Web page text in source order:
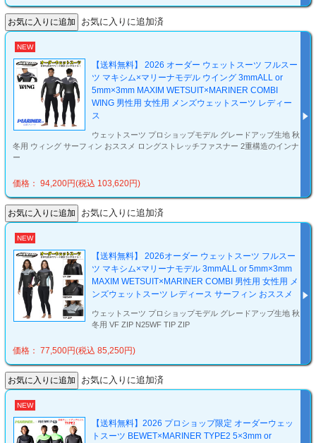
お気に入りに追加済
NEW
【送料無料】 2026 オーダー ウェットスーツ フルスー
ツ マキシム×マリーナモデル ウイング 3mmALL or
5mm×3mm MAXIM WETSUIT×MARINER COMBI
WING 男性用 女性用 メンズウェットスーツ レディー
ス
ウェットスーツ プロショップモデル グレードアップ生地 秋
冬用 ウィング サーフィン おススメ ロングストレッチファスナー 2重構造のインナ
ー
価格： 94,200円(税込 103,620円)
お気に入りに追加済
NEW
【送料無料】 2026オーダー ウェットスーツ フルスー
ツ マキシム×マリーナモデル 3mmALL or 5mm×3mm
MAXIM WETSUIT×MARINER COMBI 男性用 女性用 メ
ンズウェットスーツ レディース サーフィン おススメ
ウェットスーツ プロショップモデル グレードアップ生地 秋
冬用 VF ZIP N25WF TIP ZIP
価格： 77,500円(税込 85,250円)
お気に入りに追加済
NEW
【送料無料】2026 プロショップ限定 オーダーウェッ
トスーツ BEWET×MARINER TYPE2 5×3mm or